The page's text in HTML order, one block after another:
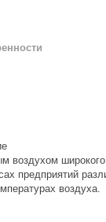
широкого
предприятий
воздуха.